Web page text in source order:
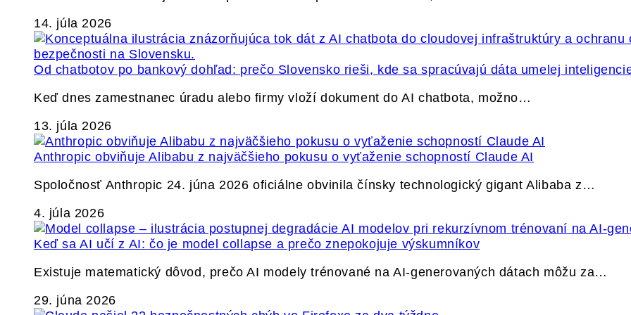
14. júla 2026
Od chatbotov po bankový dohľad: prečo Slovensko rieši, kde sa spracúvajú dáta umelej
Keď dnes zamestnanec úradu alebo firmy vloží dokument do AI chatbota, možno…
13. júla 2026
Anthropic obviňuje Alibabu z najväčšieho pokusu o vyťaženie schopností Claude AI
Spoločnosť Anthropic 24. júna 2026 oficiálne obvinila čínsky technologický gigant Alibaba z…
4. júla 2026
Keď sa AI učí z AI: čo je model collapse a prečo znepokojuje výskumníkov
Existuje matematický dôvod, prečo AI modely trénované na AI-generovaných dátach môžu za…
29. júna 2026